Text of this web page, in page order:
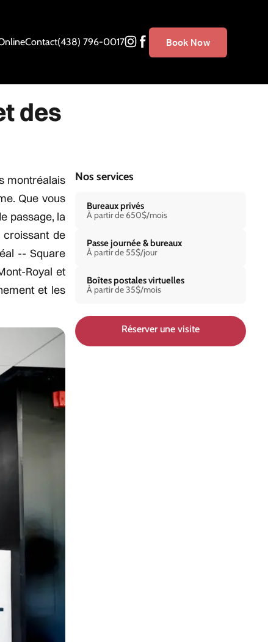
Contact(438) 796-0017 Book Now
des
montréalais
Que vous
passage, la
de
-- Square
Royal et
et les
Nos services
Bureaux privés
À partir de 650$/mois
Passe journée & bureaux
À partir de 55$/jour
Boîtes postales virtuelles
À partir de 35$/mois
Réserver une visite